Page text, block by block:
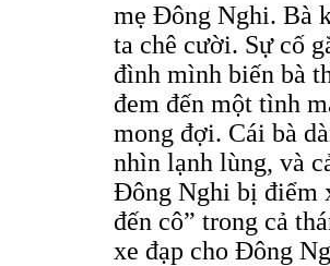
mẹ Đông Nghi. Bà
ta chê cười. Sự cố
đình mình biến bà
đem đến một tình
mong đợi. Cái bà
nhìn lạnh lùng, và
Đông Nghi bị điểm
đến cô” trong cả
xe đạp cho Đông